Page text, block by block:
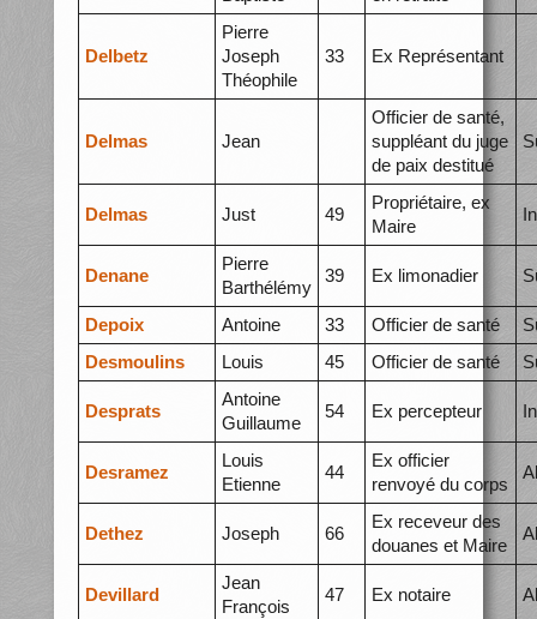
Delbetz
Pierre
Joseph
Théophile
33 Ex Représentant
Delmas Jean
Officier de santé,
suppléant du juge
de paix destitué
Delmas Just 49
Propriétaire, ex
Maire
Denane
Pierre
Barthélémy
39 Ex limonadier
Depoix Antoine 33 Officier de santé
Desmoulins
Louis 45 Officier de santé
Desprats
Antoine
Guillaume
54 Ex percepteur
Desramez
Louis
Etienne
44
Ex officier
renvoyé du corps
Dethez Joseph 66
Ex receveur des
douanes et Maire
Devillard
Jean
François
47 Ex notaire